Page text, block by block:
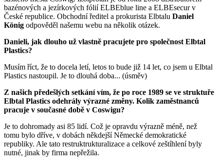
bazénových a jezírkových fólií ELBEblue line a ELBEsecur v
České republice. Obchodní ředitel a prokurista Elbtalu Daniel
König odpověděl našemu webu na několik otázek.
Danieli, jak dlouho už vlastně pracujete pro společnost Elbtal
Plastics?
Musím říct, že to docela letí, letos to bude již 14 let, co jsem u Elbtal
Plastics nastoupil. Je to dlouhá doba... (úsměv)
Z našich předešlých setkání vím, že po roce 1989 se ve struktuře
Elbtal Plastics odehrály výrazné změny. Kolik zaměstnanců
pracuje v současné době v Coswigu?
Je to dohromady asi 85 lidí. Což je opravdu výrazně méně, než
tomu bylo dříve, v dobách někdejší Německé demokratické
republiky. Ale tato restruktrukturalizace a celkové zeštíhlení byly
nutné, jinak by firma nepřežila.